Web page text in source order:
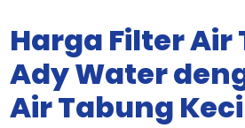
Harga Filter Air
Ady Water
Air Tabung